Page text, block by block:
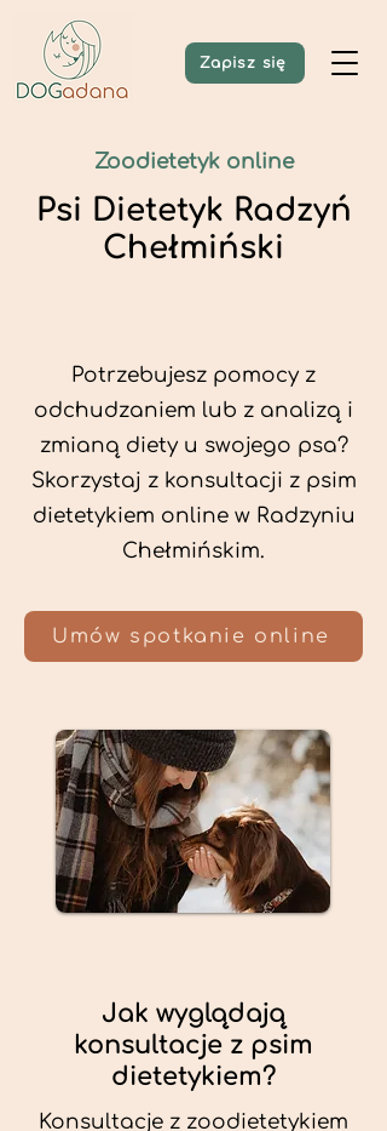
Zapisz się
Zoodietetyk online
Psi Dietetyk Radzyń
Chełmiński
Potrzebujesz pomocy z
odchudzaniem lub z analizą i
zmianą diety u swojego psa?
Skorzystaj z konsultacji z psim
dietetykiem online w Radzyniu
Chełmińskim.
Umów spotkanie online
Jak wyglądają
konsultacje z psim
dietetykiem?
Konsultacje z zoodietetykiem